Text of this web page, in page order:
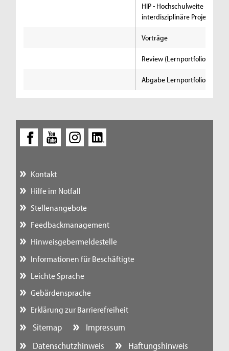
HIP - Hochschulweite
interdisziplinäre
Vorträge
Review (Lernportfolio)
Abgabe Lernportfolio
Kontakt
Hilfe im Notfall
Stellenangebote
Feedbackmanagement
Hinweisgebermeldestelle
Informationen für Beschäftigte
Leichte Sprache
Gebärdensprache
Erklärung zur Barrierefreiheit
Sitemap
Impressum
Datenschutzhinweis
Haftungshinweis